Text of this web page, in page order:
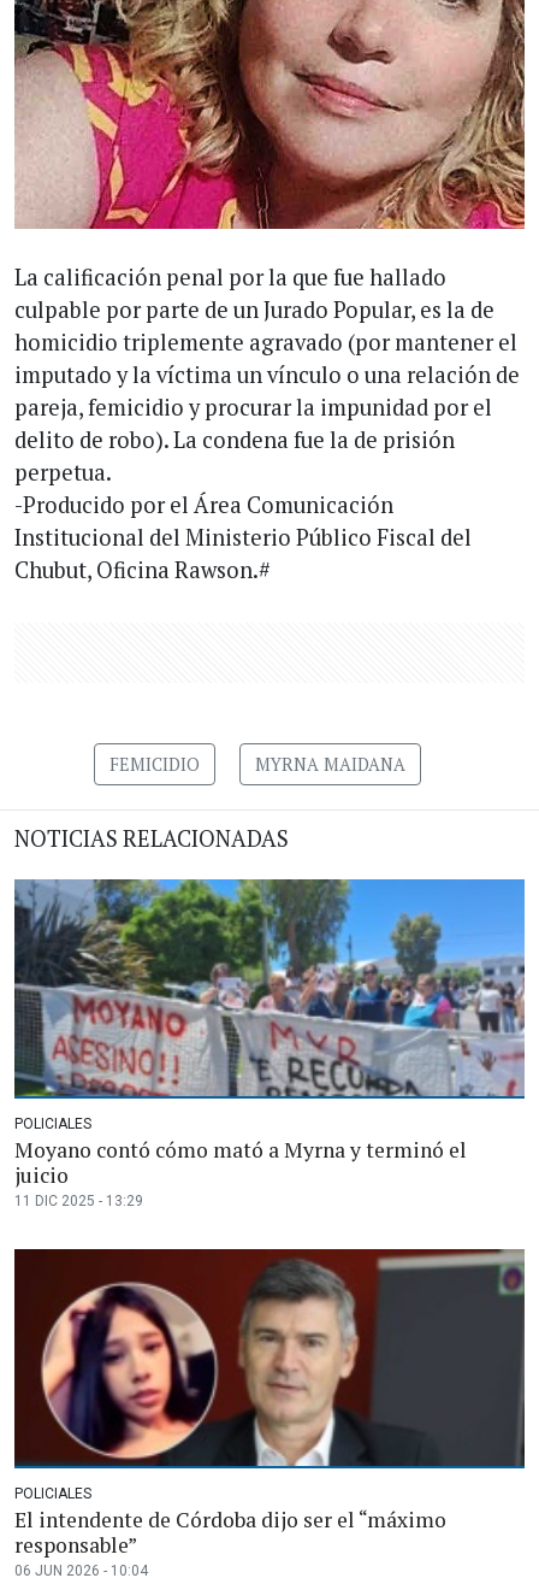
La calificación penal por la que fue hallado
culpable por parte de un Jurado Popular, es la de
homicidio triplemente agravado (por mantener el
imputado y la víctima un vínculo o una relación de
pareja, femicidio y procurar la impunidad por el
delito de robo). La condena fue la de prisión
perpetua.
-Producido por el Área Comunicación
Institucional del Ministerio Público Fiscal del
Chubut, Oficina Rawson.#
FEMICIDIO MYRNA MAIDANA
NOTICIAS RELACIONADAS
POLICIALES
Moyano contó cómo mató a Myrna y terminó el
juicio
11 DIC 2025 - 13:29
POLICIALES
El intendente de Córdoba dijo ser el “máximo
responsable”
06 JUN 2026 - 10:04